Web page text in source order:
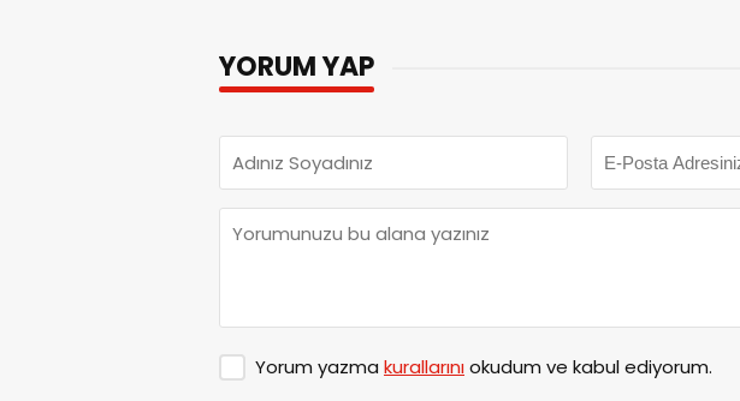
YORUM YAP
Yorum yazma kurallarınıokudum ve kabul ediyorum.